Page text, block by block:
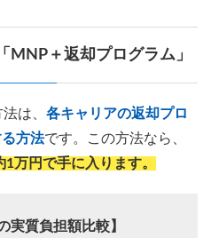
＋返却プログラム」
は、 各キャリアの返却プロ
方法です。この方法なら、
万円で手に入ります。
実質負担額比較】